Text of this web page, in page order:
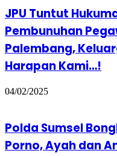
JPU Tuntut
Pembunuhan
Palembang,
Harapan Kami…!
04/02/2025
Polda Sumsel
Porno, Ayah dan